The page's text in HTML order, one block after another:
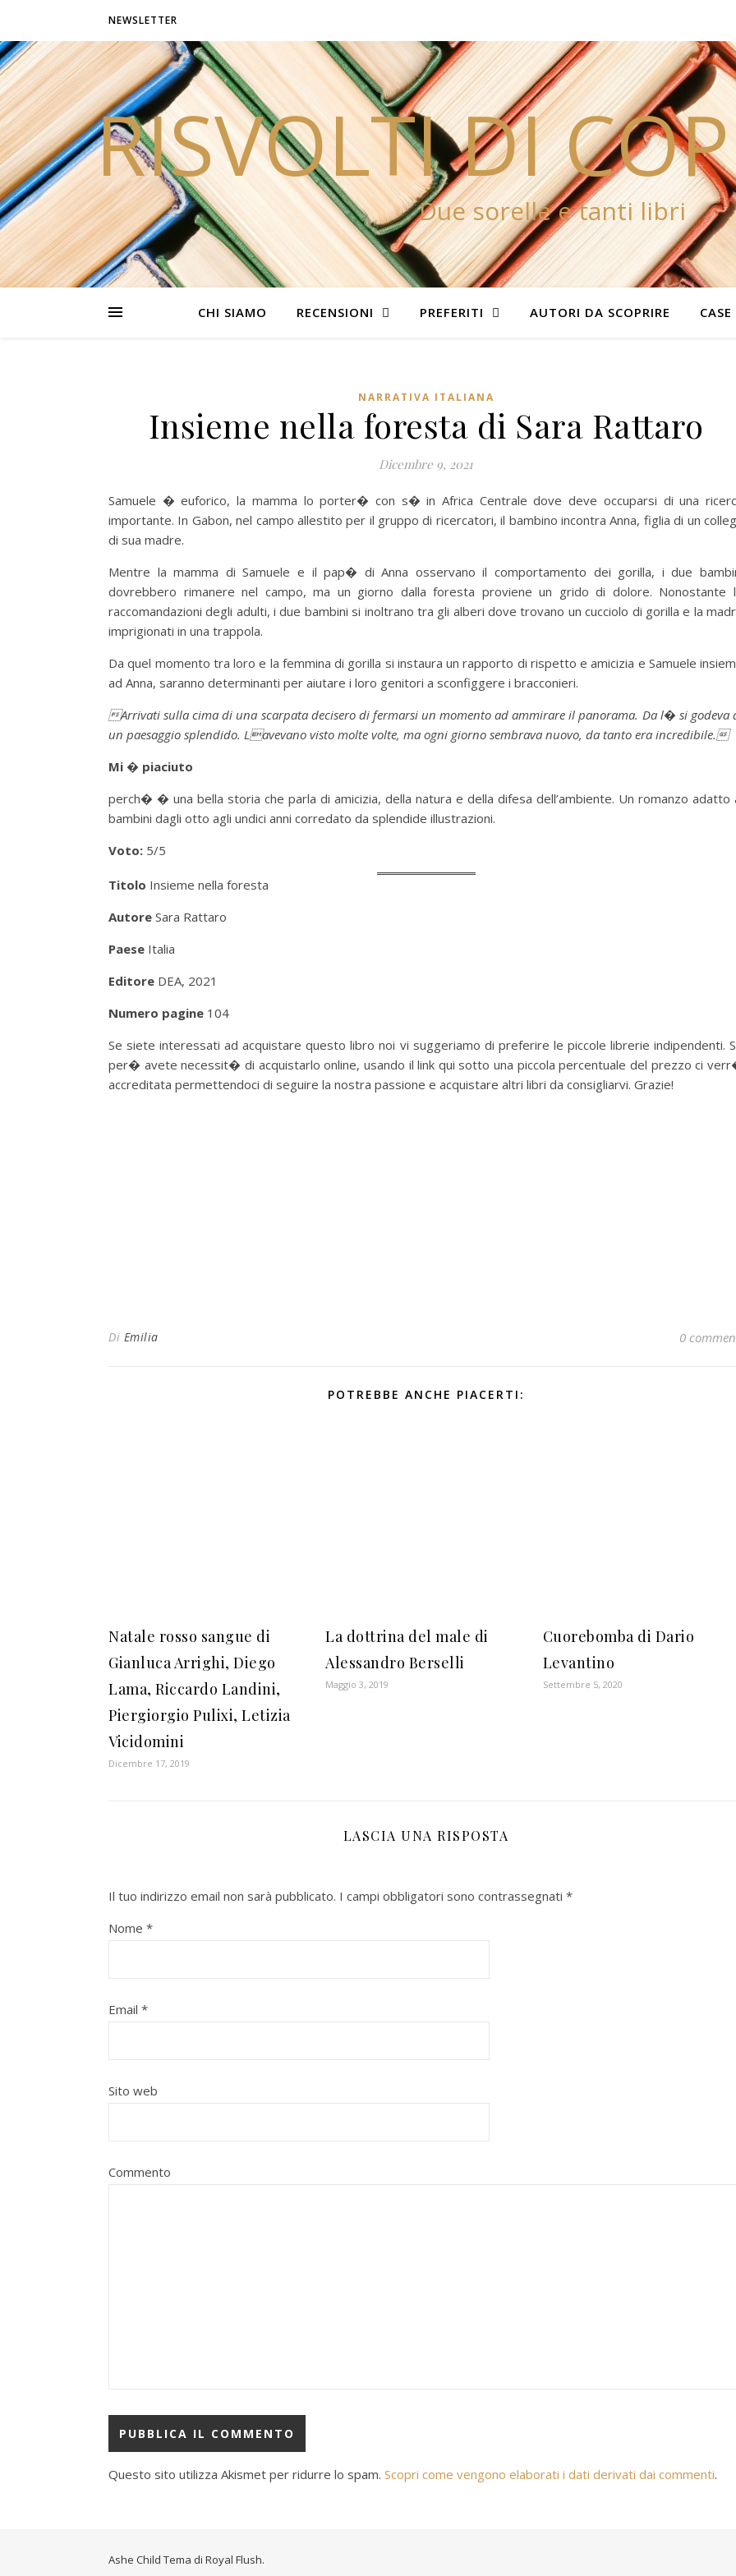
NEWSLETTER
RISVOLTI DI
Due sorelle e tanti libri
CHI SIAMO RECENSIONI PREFERITI AUTORI DA SCOPRIRE
NARRATIVA ITALIANA
Insieme nella foresta di Sara Rattaro
Dicembre 9, 2021
Samuele � euforico, la mamma lo porter� con s� in Africa Centrale dove deve occuparsi di una
importante. In Gabon, nel campo allestito per il gruppo di ricercatori, il bambino incontra Anna, figlia di un
di sua madre.
Mentre la mamma di Samuele e il pap� di Anna osservano il comportamento dei gorilla, i due
dovrebbero rimanere nel campo, ma un giorno dalla foresta proviene un grido di dolore. Nonostante
raccomandazioni degli adulti, i due bambini si inoltrano tra gli alberi dove trovano un cucciolo di gorilla e la
imprigionati in una trappola.
Da quel momento tra loro e la femmina di gorilla si instaura un rapporto di rispetto e amicizia e Samuele
ad Anna, saranno determinanti per aiutare i loro genitori a sconfiggere i bracconieri.
Arrivati sulla cima di una scarpata decisero di fermarsi un momento ad ammirare il panorama. Da l� si godeva
un paesaggio splendido. Lavevano visto molte volte, ma ogni giorno sembrava nuovo, da tanto era incredibile.
Mi � piaciuto
perch� � una bella storia che parla di amicizia, della natura e della difesa dell’ambiente. Un romanzo adatto
bambini dagli otto agli undici anni corredato da splendide illustrazioni.
Voto: 5/5
Titolo Insieme nella foresta
Autore Sara Rattaro
Paese Italia
Editore DEA, 2021
Numero pagine 104
Se siete interessati ad acquistare questo libro noi vi suggeriamo di preferire le piccole librerie indipendenti.
per� avete necessit� di acquistarlo online, usando il link qui sotto una piccola percentuale del prezzo ci
accreditata permettendoci di seguire la nostra passione e acquistare altri libri da consigliarvi. Grazie!
Di Emilia 0
POTREBBE ANCHE PIACERTI:
Natale rosso sangue di
Gianluca Arrighi, Diego
Lama, Riccardo Landini,
Piergiorgio Pulixi, Letizia
Vicidomini
Dicembre 17, 2019
La dottrina del male di
Alessandro Berselli
Maggio 3, 2019
Cuorebomba di Dario
Levantino
Settembre 5, 2020
LASCIA UNA RISPOSTA
Il tuo indirizzo email non sarà pubblicato. I campi obbligatori sono contrassegnati *
Nome *
Email *
Sito web
Commento
Questo sito utilizza Akismet per ridurre lo spam. Scopri come vengono elaborati i dati derivati dai commenti.
Ashe Child Tema di Royal Flush.